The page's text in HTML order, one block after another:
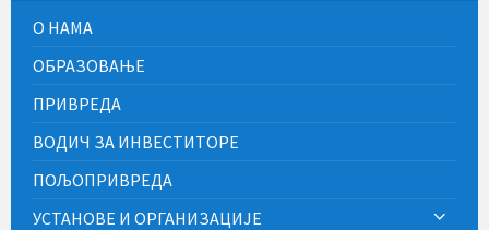
О НАМА
ОБРАЗОВАЊЕ
ПРИВРЕДА
ВОДИЧ ЗА ИНВЕСТИТОРЕ
ПОЉОПРИВРЕДА
УСТАНОВЕ И ОРГАНИЗАЦИЈЕ